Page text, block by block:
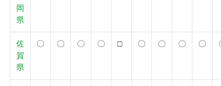
岡
県
佐
賀
県
〇 〇 〇 〇 □ 〇 〇 〇 〇